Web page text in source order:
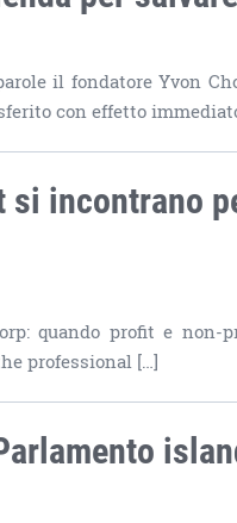
il fondatore Yvon
con effetto
incontrano
quando profit e non-
professional […]